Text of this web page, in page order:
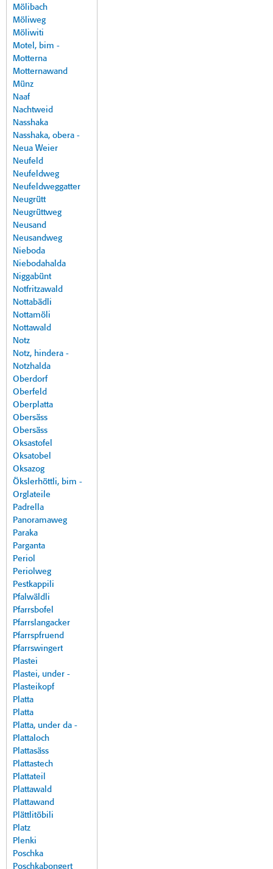
Mölibach
Möliweg
Möliwiti
Motel, bim -
Motterna
Motternawand
Münz
Naaf
Nachtweid
Nasshaka
Nasshaka, obera -
Neua Weier
Neufeld
Neufeldweg
Neufeldweggatter
Neugrütt
Neugrüttweg
Neusand
Neusandweg
Nieboda
Niebodahalda
Niggabünt
Notfritzawald
Nottabädli
Nottamöli
Nottawald
Notz
Notz, hindera -
Notzhalda
Oberdorf
Oberfeld
Oberplatta
Obersäss
Obersäss
Oksastofel
Oksatobel
Oksazog
Ökslerhöttli, bim -
Orglateile
Padrella
Panoramaweg
Paraka
Parganta
Periol
Periolweg
Pestkappili
Pfalwäldli
Pfarrsbofel
Pfarrslangacker
Pfarrspfruend
Pfarrswingert
Plastei
Plastei, under -
Plasteikopf
Platta
Platta
Platta, under da -
Plattaloch
Plattasäss
Plattastech
Plattateil
Plattawald
Plattawand
Plättlitöbili
Platz
Plenki
Poschka
Poschkabongert